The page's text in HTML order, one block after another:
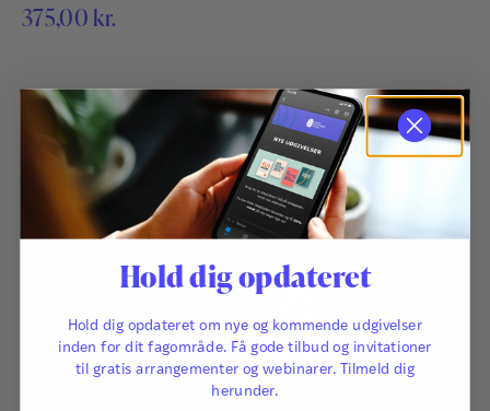
375,00 kr.
Hold dig opdateret
Hold dig opdateret om nye og kommende udgivelser
inden for dit fagområde. Få gode tilbud og invitationer
til gratis arrangementer og webinarer. Tilmeld dig
herunder.